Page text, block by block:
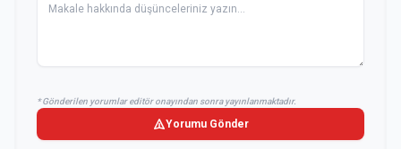
* Gönderilen yorumlar editör onayından sonra yayınlanmaktadır.
Yorumu Gönder